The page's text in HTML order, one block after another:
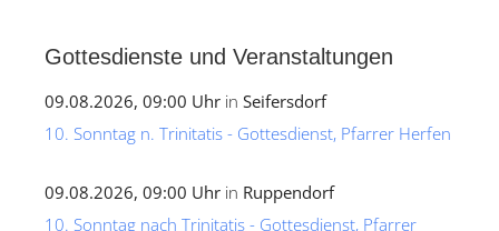
Gottesdienste und Veranstaltungen
09.08.2026, 09:00 Uhr in Seifersdorf
10. Sonntag n. Trinitatis - Gottesdienst, Pfarrer Herfen
09.08.2026, 09:00 Uhr in Ruppendorf
10. Sonntag nach Trinitatis - Gottesdienst, Pfarrer